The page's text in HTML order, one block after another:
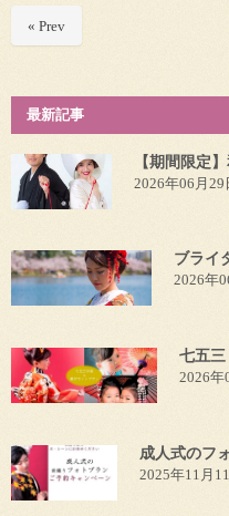
« Prev
最新記事
【期間限定
2026年06月29
ブライ
2026年
七五
2026年
成人式のフ
2025年11月